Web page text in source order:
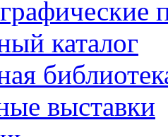
каталог
выставки